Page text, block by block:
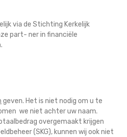
via de Stichting Kerkelijk
part- ner in financiële
geven. Het is niet nodig om u te
we niet achter uw naam.
overgemaakt krijgen
(SKG), kunnen wij ook niet